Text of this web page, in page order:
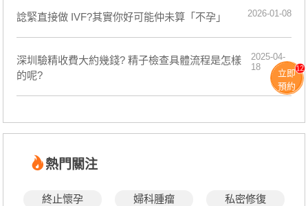
諗緊直接做 IVF?其實你好可能仲未算「不孕」 2026-01-08
深圳驗精收費大約幾錢? 精子檢查具體流程是怎樣
的呢?
2025-04-
18
熱門關注
終止懷孕 婦科腫瘤 私密修復
立即
預約
12